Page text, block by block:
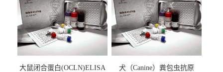
大鼠闭合蛋白(OCLN)ELISA
犬（Canine）粪包虫抗原